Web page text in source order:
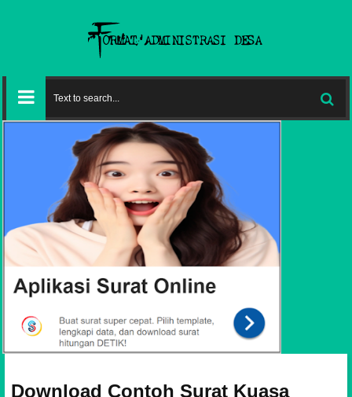
Download Contoh Surat Kuasa